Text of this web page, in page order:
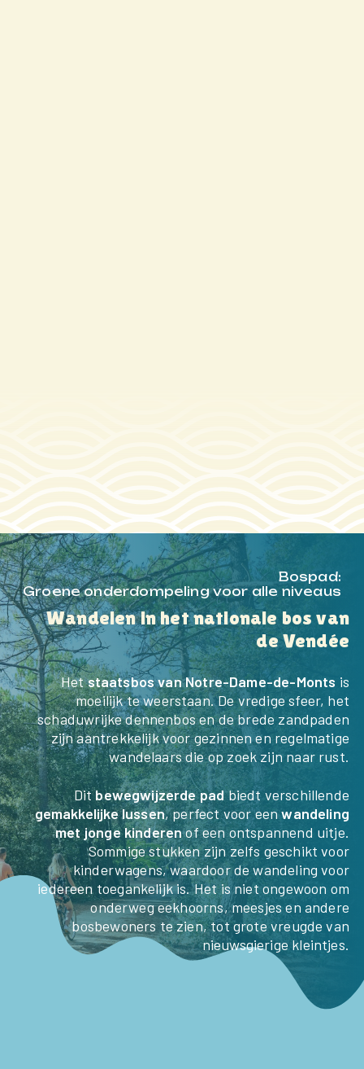
HOME
DE CAMPING
DIENSTEN
ACTIVITEITEN &
ENTERTAINMENT
AQUATISCH GEBIED
Bospad:
Groene onderdompeling voor alle niveaus
Wandelen in het nationale bos van
de Vendée
Hetstaatsbos van Notre-Dame-de-Monts is
moeilijk te weerstaan. De vredige sfeer, het
schaduwrijke dennenbos en de brede zandpaden
zijn aantrekkelijk voor gezinnen en regelmatige
wandelaars die op zoek zijn naar rust.
Ditbewegwijzerde padbiedt verschillende
gemakkelijke lussen, perfect voor eenwandeling
met jonge kinderenof een ontspannend uitje.
Sommige stukken zijn zelfs geschikt voor
kinderwagens, waardoor de wandeling voor
iedereen toegankelijk is. Het is niet ongewoon om
onderweg eekhoorns, meesjes en andere
bosbewoners te zien, tot grote vreugde van
nieuwsgierige kleintjes.